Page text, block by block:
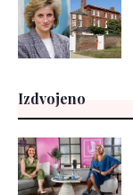
Izdvojeno